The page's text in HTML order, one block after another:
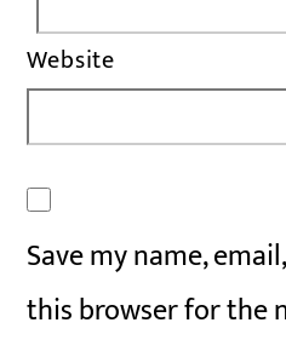
Website
Save my name,
this browser for the